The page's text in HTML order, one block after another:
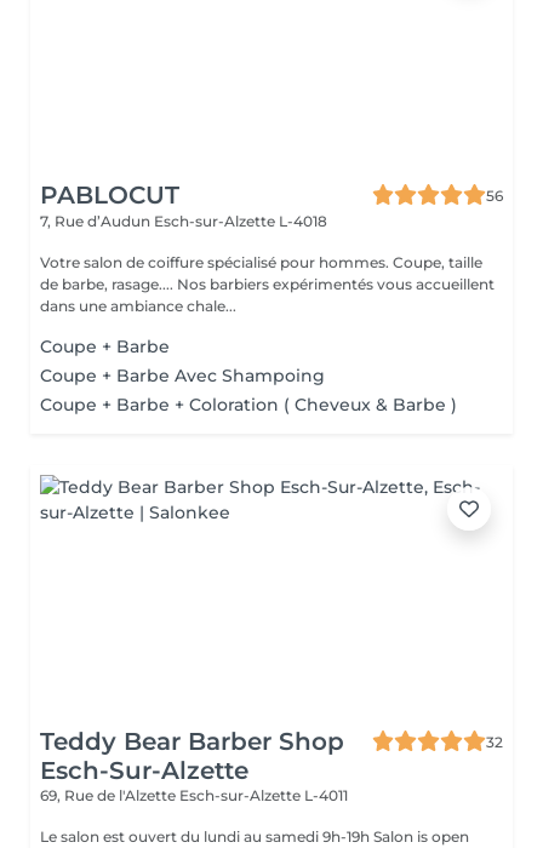
PABLOCUT
56
7, Rue d’Audun Esch-sur-Alzette L-4018
Votre salon de coiffure spécialisé pour hommes. Coupe, taille
de barbe, rasage.... Nos barbiers expérimentés vous accueillent
dans une ambiance chale...
Coupe + Barbe
Coupe + Barbe Avec Shampoing
Coupe + Barbe + Coloration ( Cheveux & Barbe )
Teddy Bear Barber Shop
Esch-Sur-Alzette
32
69, Rue de l'Alzette Esch-sur-Alzette L-4011
Le salon est ouvert du lundi au samedi 9h-19h Salon is open